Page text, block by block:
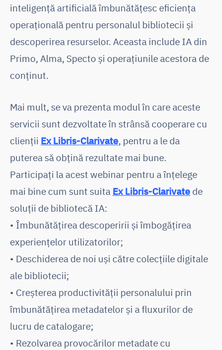
inteligență artificială îmbunătățesc eficiența
operațională pentru personalul bibliotecii și
descoperirea resurselor. Aceasta include IA din
Primo, Alma, Specto și operațiunile acestora de
conținut.
Mai mult, se va prezenta modul în care aceste
servicii sunt dezvoltate în strânsă cooperare cu
clienții Ex Libris-Clarivate, pentru a le da
puterea să obțină rezultate mai bune.
Participați la acest webinar pentru a înțelege
mai bine cum sunt suita Ex Libris-Clarivate de
soluții de bibliotecă IA:
• Îmbunătățirea descoperirii și îmbogățirea
experiențelor utilizatorilor;
• Deschiderea de noi uși către colecțiile digitale
ale bibliotecii;
• Creșterea productivității personalului prin
îmbunătățirea metadatelor și a fluxurilor de
lucru de catalogare;
• Rezolvarea provocărilor metadate cu